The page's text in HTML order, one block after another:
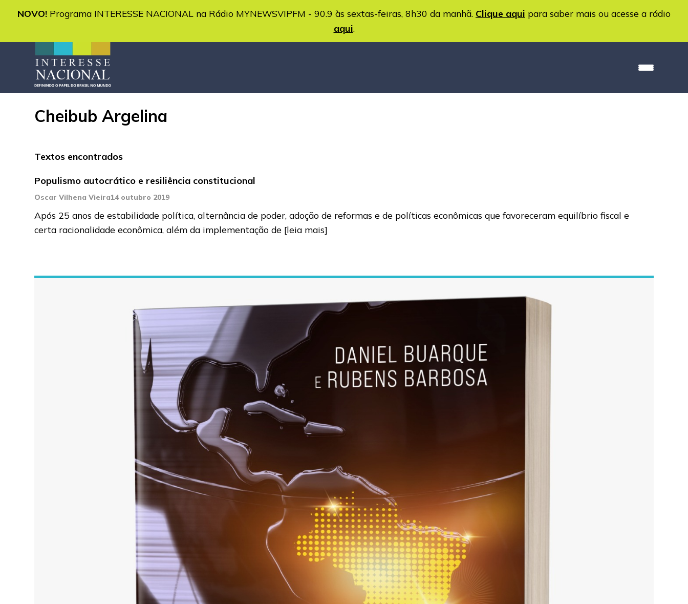
NOVO! Programa INTERESSE NACIONAL na Rádio MYNEWSVIPFM - 90.9 às sextas-feiras, 8h30 da manhã. Clique aqui para saber mais ou acesse a rádio
aqui.
Cheibub Argelina
Textos encontrados
Populismo autocrático e resiliência constitucional
Oscar Vilhena Vieira14 outubro 2019
Após 25 anos de estabilidade política, alternância de poder, adoção de reformas e de políticas econômicas que favoreceram equilíbrio fiscal e
certa racionalidade econômica, além da implementação de [leia mais]